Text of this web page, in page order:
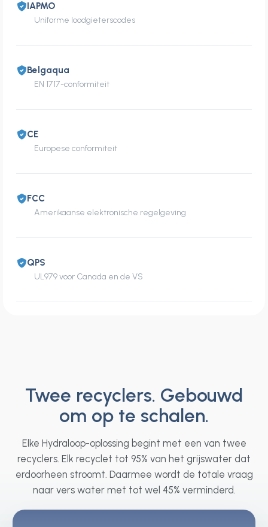
IAPMO
Uniforme loodgieterscodes
Belgaqua
EN 1717-conformiteit
CE
Europese conformiteit
FCC
Amerikaanse elektronische regelgeving
QPS
UL979 voor Canada en de VS
Twee recyclers. Gebouwd
om op te schalen.
Elke Hydraloop-oplossing begint met een van twee
recyclers. Elk recyclet tot 95% van het grijswater dat
erdoorheen stroomt. Daarmee wordt de totale vraag
naar vers water met tot wel 45% verminderd.